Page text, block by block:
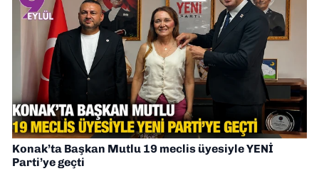
Konak’ta Başkan Mutlu 19 meclis üyesiyle YENİ
Parti’ye geçti